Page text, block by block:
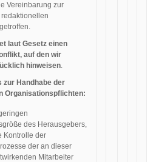
Vereinbarung zur
laut Gesetz einen
auf den wir
hinweisen.
zur Handhabe der
Organisationspflichten:
des Herausgebers,
Kontrolle der
der an dieser
Mitarbeiter